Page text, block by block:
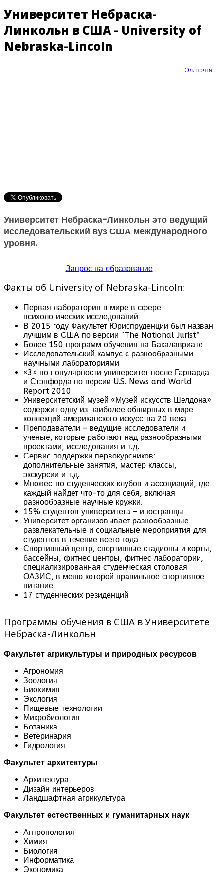
Университет Небраска-
Линкольн в США - University of
Nebraska-Lincoln
Эл. почта
Университет Небраска-Линкольн это ведущий
исследовательский вуз США международного
уровня.
Запрос на образование
Факты об University of Nebraska-Lincoln:
Первая лаборатория в мире в сфере
психологических исследований
В 2015 году Факультет Юриспруденции был назван
лучшим в США по версии “The National Jurist”
Более 150 программ обучения на Бакалавриате
Исследовательский кампус с разнообразными
научными лабораториями
«3» по популярности университет после Гарварда
и Стэнфорда по версии U.S. News and World
Report 2010
Университетский музей «Музей искусств Шелдона»
содержит одну из наиболее обширных в мире
коллекций американского искусства 20 века
Преподаватели – ведущие исследователи и
ученые, которые работают над разнообразными
проектами, исследования и т.д.
Сервис поддержки первокурсников:
дополнительные занятия, мастер классы,
экскурсии и т.д.
Множество студенческих клубов и ассоциаций, где
каждый найдет что-то для себя, включая
разнообразные научные кружки.
15% студентов университета – иностранцы
Университет организовывает разнообразные
развлекательные и социальные мероприятия для
студентов в течение всего года
Спортивный центр, спортивные стадионы и корты,
бассейны, фитнес центры, фитнес лаборатории,
специализированная студенческая столовая
ОАЗИС, в меню которой правильное спортивное
питание.
17 студенческих резиденций
Программы обучения в США в Университете
Небраска-Линкольн
Факультет агрикультуры и природных ресурсов
Агрономия
Зоология
Биохимия
Экология
Пищевые технологии
Микробиология
Ботаника
Ветеринария
Гидрология
Факультет архитектуры
Архитектура
Дизайн интерьеров
Ландшафтная агрикультура
Факультет естественных и гуманитарных наук
Антропология
Химия
Биология
Информатика
Экономика